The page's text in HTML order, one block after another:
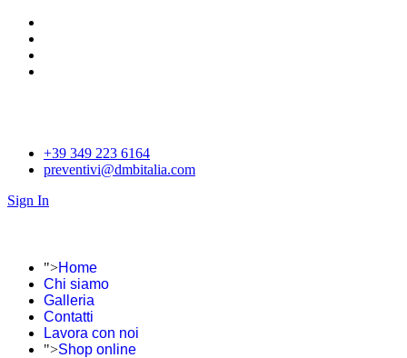
+39 349 223 6164
preventivi@dmbitalia.com
Sign In
">Home
Chi siamo
Galleria
Contatti
Lavora con noi
">Shop online